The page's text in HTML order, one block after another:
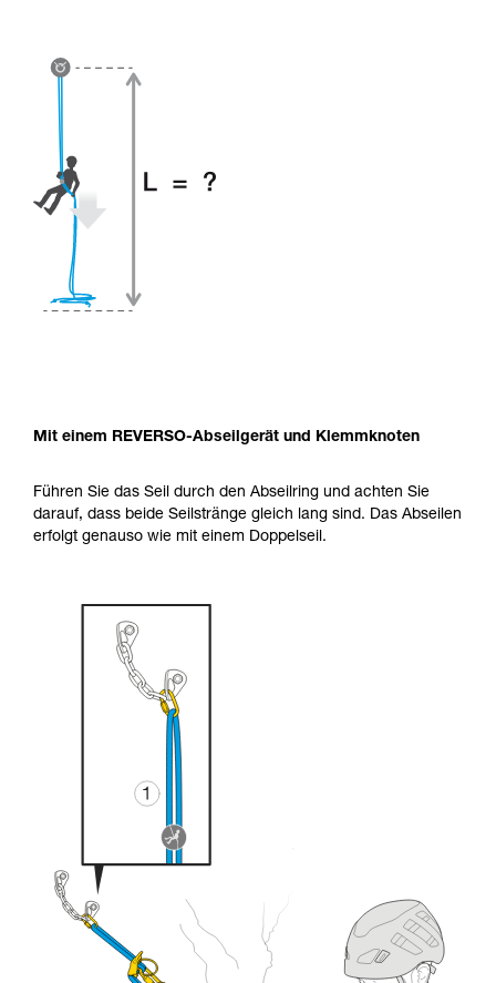
Mit einem REVERSO-Abseilgerät und Klemmknoten
Führen Sie das Seil durch den Abseilring und achten Sie
darauf, dass beide Seilstränge gleich lang sind. Das Abseilen
erfolgt genauso wie mit einem Doppelseil.